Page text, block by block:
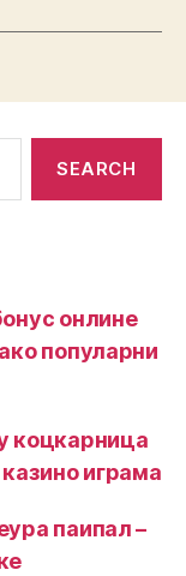
онлине
популарни
коцкарница
играма
паипал –